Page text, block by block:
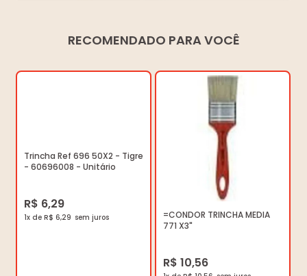
RECOMENDADO PARA VOCÊ
Trincha Ref 696 50X2 - Tigre
- 60696008 - Unitário
R$ 6,29
1x de R$ 6,29
=CONDOR TRINCHA MEDIA
771 X3"
R$ 10,56